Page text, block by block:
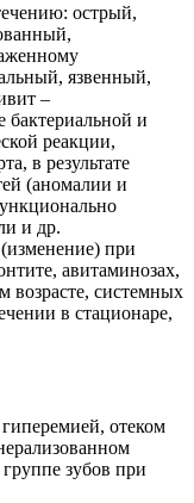
острый,
язвенный,
–
бактериальной и
реакции,
в результате
(аномалии и
и др.
при
авитаминозах,
возрасте, системных
в стационаре,
отеком
зубов при